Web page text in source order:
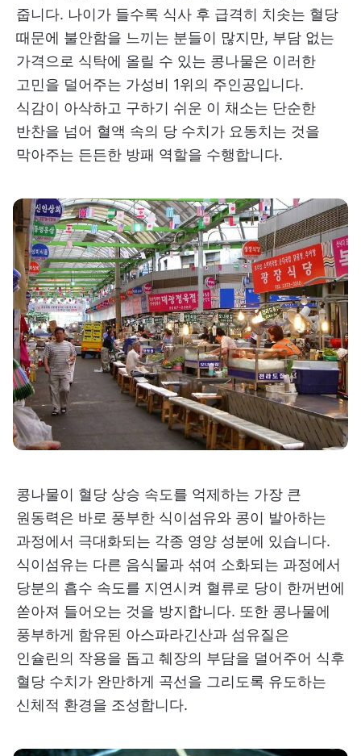
줍니다. 나이가 들수록 식사 후 급격히 치솟는 혈당
때문에 불안함을 느끼는 분들이 많지만, 부담 없는
가격으로 식탁에 올릴 수 있는 콩나물은 이러한
고민을 덜어주는 가성비 1위의 주인공입니다.
식감이 아삭하고 구하기 쉬운 이 채소는 단순한
반찬을 넘어 혈액 속의 당 수치가 요동치는 것을
막아주는 든든한 방패 역할을 수행합니다.
콩나물이 혈당 상승 속도를 억제하는 가장 큰
원동력은 바로 풍부한 식이섬유와 콩이 발아하는
과정에서 극대화되는 각종 영양 성분에 있습니다.
식이섬유는 다른 음식물과 섞여 소화되는 과정에서
당분의 흡수 속도를 지연시켜 혈류로 당이 한꺼번에
쏟아져 들어오는 것을 방지합니다. 또한 콩나물에
풍부하게 함유된 아스파라긴산과 섬유질은
인슐린의 작용을 돕고 췌장의 부담을 덜어주어 식후
혈당 수치가 완만하게 곡선을 그리도록 유도하는
신체적 환경을 조성합니다.